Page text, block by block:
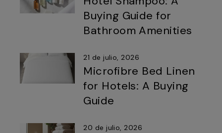
Buying Guide for
Bathroom Amenities
21 de julio, 2026
Microfibre Bed Linen
for Hotels: A Buying
Guide
20 de julio, 2026